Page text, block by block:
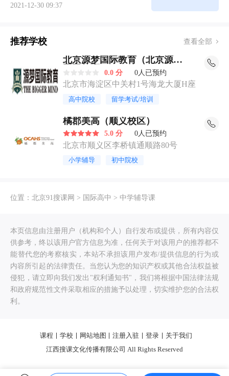
2021-12-30 09:37
推荐学校 查看全部
北京源梦国际教育（北京源梦
国际教育）0.0 分 0人已预约
北京市海淀区中关村1号海龙大厦H座
高中院校 留学考试/培训
橘郡美高（顺义校区）
5.0 分 0人已预约
北京市顺义区李桥镇通顺路80号
小学辅导 初中院校
位置：北京91搜课网 > 国际高中 > 中学辅导课
本页信息由注册用户（机构和个人）自行发布或提供，所有内容仅
供参考，终以该用户官方信息为准，任何关于对该用户的推荐都不
能替代您的考察核实，本站不承担该用户发布/提供信息的行为或
内容所引起的法律责任。当您认为您的知识产权或其他合法权益被
侵犯，请立即向我们发出"权利通知书"，我们将根据中国法律法规
和政府规范性文件采取相应的措施予以处理，切实维护您的合法权
利。
课程 学校 网站地图 注册入驻 登录
关于我们
江西搜课文化传播有限公司 All Rights Reserved